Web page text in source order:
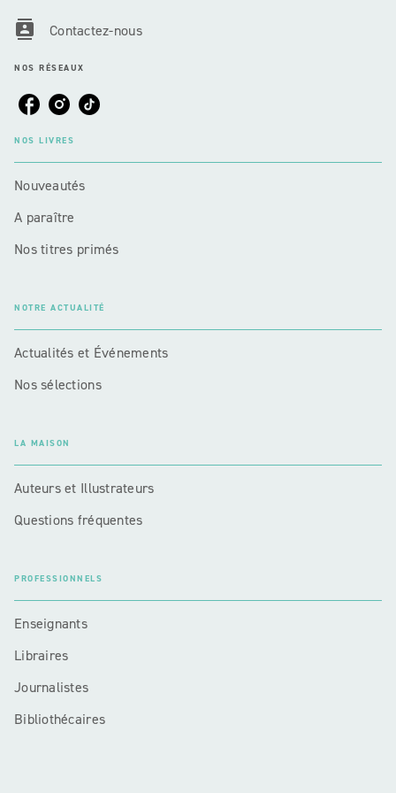
contacts Contactez-nous
NOS RÉSEAUX
NOS LIVRES
Nouveautés
A paraître
Nos titres primés
NOTRE ACTUALITÉ
Actualités et Événements
Nos sélections
LA MAISON
Auteurs et Illustrateurs
Questions fréquentes
PROFESSIONNELS
Enseignants
Libraires
Journalistes
Bibliothécaires